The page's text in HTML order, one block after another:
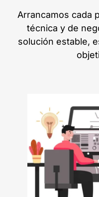
Arrancamos cada
técnica y de
solución estable,